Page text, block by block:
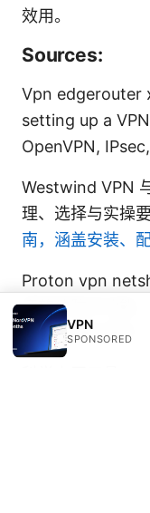
效用。
Sources:
Vpn edgerouter
setting up a
OpenVPN,
Westwind VPN
理、选择与实操
南，涵盖安装、
Proton vpn
意软件防护功能
阻断、隐私保护
VPN
SPONSORED